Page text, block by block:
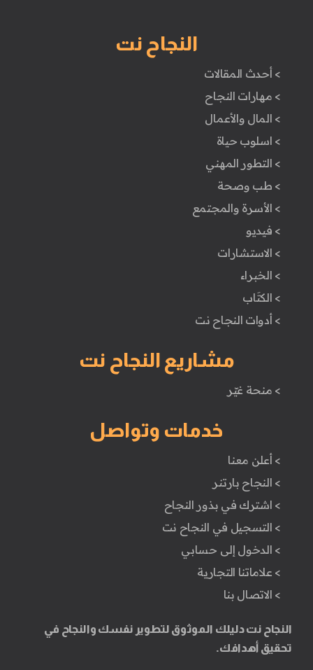
النجاح نت
> أحدث المقالات
> مهارات النجاح
> المال والأعمال
> اسلوب حياة
> التطور المهني
> طب وصحة
> الأسرة والمجتمع
> فيديو
> الاستشارات
> الخبراء
> الكتَاب
> أدوات النجاح نت
مشاريع النجاح نت
> منحة غيّر
خدمات وتواصل
> أعلن معنا
> النجاح بارتنر
> اشترك في بذور النجاح
> التسجيل في النجاح نت
> الدخول إلى حسابي
> علاماتنا التجارية
> الاتصال بنا
النجاح نت دليلك الموثوق لتطوير نفسك والنجاح في
تحقيق أهدافك.